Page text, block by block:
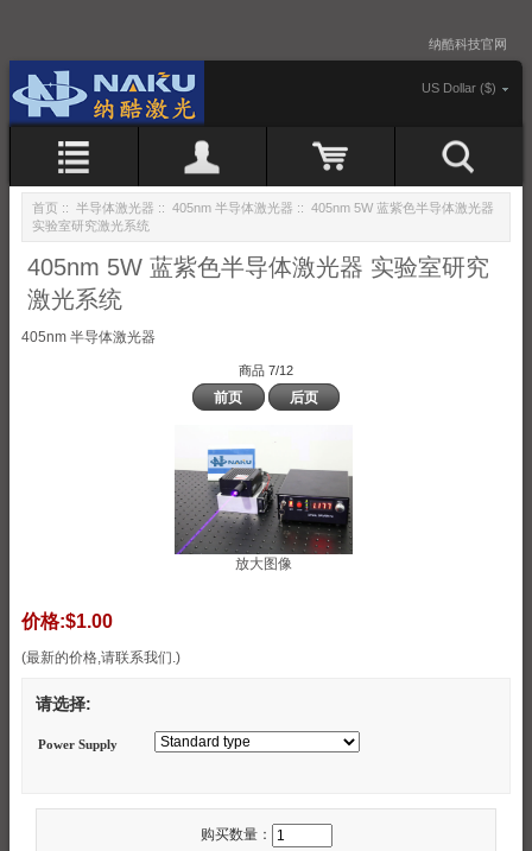
纳酷科技官网
US Dollar ($)
首页 :: 半导体激光器 :: 405nm 半导体激光器 :: 405nm 5W 蓝紫色半导体激光器
实验室研究激光系统
405nm 5W 蓝紫色半导体激光器 实验室研究
激光系统
405nm 半导体激光器
商品 7/12
前页 后页
放大图像
价格:$1.00
(最新的价格,请联系我们.)
请选择:
Power Supply
购买数量：